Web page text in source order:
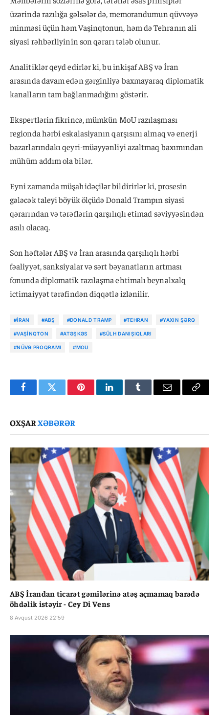
üzərində razılığa gəlsələr də, memorandumun qüvvəyə
minməsi üçün həm Vaşinqtonun, həm də Tehranın ali
siyasi rəhbərliyinin son qərarı tələb olunur.
Analitiklər qeyd edirlər ki, bu inkişaf ABŞ və İran
arasında davam edən gərginliyə baxmayaraq diplomatik
kanalların tam bağlanmadığını göstərir.
Ekspertlərin fikrincə, mümkün MoU razılaşması
regionda hərbi eskalasiyanın qarşısını almaq və enerji
bazarlarındakı qeyri-müəyyənliyi azaltmaq baxımından
mühüm addım ola bilər.
Eyni zamanda müşahidəçilər bildirirlər ki, prosesin
gələcək taleyi böyük ölçüdə Donald Trampın siyasi
qərarından və tərəflərin qarşılıqlı etimad səviyyəsindən
asılı olacaq.
Son həftələr ABŞ və İran arasında qarşılıqlı hərbi
fəaliyyət, sanksiyalar və sərt bəyanatların artması
fonunda diplomatik razılaşma ehtimalı beynəlxalq
ictimaiyyət tərəfindən diqqətlə izlənilir.
#İRAN #ABŞ #DONALD TRAMP #TEHRAN #YAXIN ŞƏRQ
#VAŞINQTON #ATƏŞKƏS #SÜLH DANIŞIQLARI
#NÜVƏ PROQRAMI #MOU
FacebookTwitter PinterestLinkedInTumblr Email
Copy
OXŞARXƏBƏRƏR
ABŞ İrandan ticarət gəmilərinə atəş açmamaq barədə
öhdəlik istəyir - Cey Di Vens
8 Avqust 2026 22:59